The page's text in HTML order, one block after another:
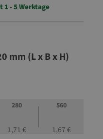
1 - 5 Werktage
mm (L x B x H)
280
1,71 €
560
1,67 €